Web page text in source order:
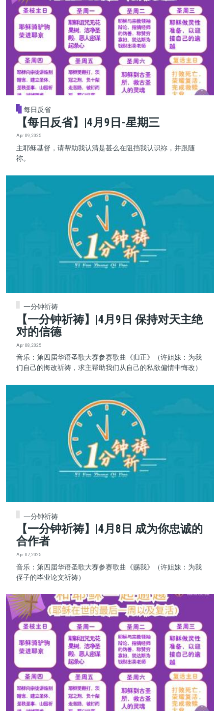
每日反省
【每日反省】|4月9日-星期三
Apr 09, 2025
主耶稣基督，请帮助我认清是甚么在阻挡我认识祢，并跟随
祢。
一分钟祈祷
【一分钟祈祷】|4月9日 保持对天主绝
对的信德
Apr 08, 2025
音乐：第四届华语圣歌大赛参赛歌曲《归正》（许姐妹：为我
们自己的悔改祈祷，求主帮助我们从自己的私欲偏情中悔改）
一分钟祈祷
【一分钟祈祷】|4月8日 成为你忠诚的
合作者
Apr 07, 2025
音乐：第四届华语圣歌大赛参赛歌曲《赐我》（许姐妹：为我
侄子的毕业论文祈祷）